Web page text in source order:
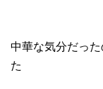
中華な気分だっ
た